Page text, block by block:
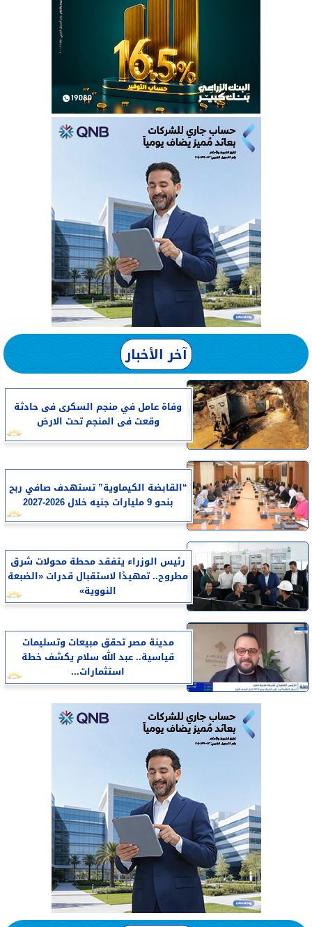
آخر الأخبار
وفاة عامل في منجم السكرى فى حادثة
وقعت فى المنجم تحت الارض
“القابضة الكيماوية” تستهدف صافي ربح
بنحو 9 مليارات جنيه خلال 2026-2027
رئيس الوزراء يتفقد محطة محولات شرق
مطروح.. تمهيدًا لاستقبال قدرات «الضبعة
النووية»
مدينة مصر تحقق مبيعات وتسليمات
قياسية.. عبد الله سلام يكشف خطة
استثمارات...